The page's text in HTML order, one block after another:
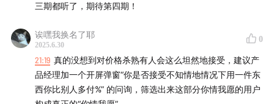
她们的价值观相背离，尤其当是企业的产品设计意图明显
侵犯消费者利益的时候，作为这个产品的负责人又应该采
取一个什么姿态呢。最后两位产品经理都表示也许心理学
才是产品经理最好的归宿，不知道同为产品经理的人，以
及想要投身这个职业的你是怎么看的呢？
三期都听了，期待第四期！
诶嘿我换名了耶
2025.6.30
0
21:19 真的没想到对价格杀熟有人会这么坦然地接受，建议产
品经理加一个开屏弹窗“你是否接受不知情地情况下用一件东
西你比别人多付%” 的问询，筛选出来这部分你情我愿的用户